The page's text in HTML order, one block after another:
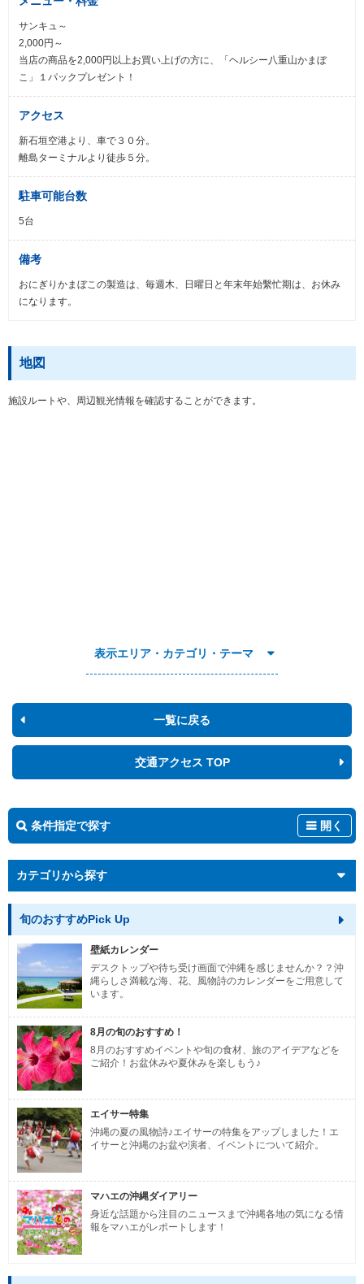
サンキュ～
2,000円～
当店の商品を2,000円以上お買い上げの方に、「ヘルシー八重山かまぼ
こ」１パックプレゼント！
アクセス
新石垣空港より、車で３０分。
離島ターミナルより徒歩５分。
駐車可能台数
5台
備考
おにぎりかまぼこの製造は、毎週木、日曜日と年末年始繫忙期は、お休み
になります。
地図
施設ルートや、周辺観光情報を確認することができます。
表示エリア・カテゴリ・テーマ
一覧に戻る
交通アクセス TOP
条件指定で探す 開く
カテゴリから探す
旬のおすすめPick Up
壁紙カレンダー
デスクトップや待ち受け画面で沖縄を感じませんか？？沖
縄らしさ満載な海、花、風物詩のカレンダーをご用意して
います。
8月の旬のおすすめ！
8月のおすすめイベントや旬の食材、旅のアイデアなどを
ご紹介！お盆休みや夏休みを楽しもう♪
エイサー特集
沖縄の夏の風物詩♪エイサーの特集をアップしました！エ
イサーと沖縄のお盆や演者、イベントについて紹介。
マハエの沖縄ダイアリー
身近な話題から注目のニュースまで沖縄各地の気になる情
報をマハエがレポートします！